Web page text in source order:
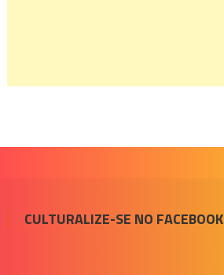
CULTURALIZE-SE NO FACEBOOK